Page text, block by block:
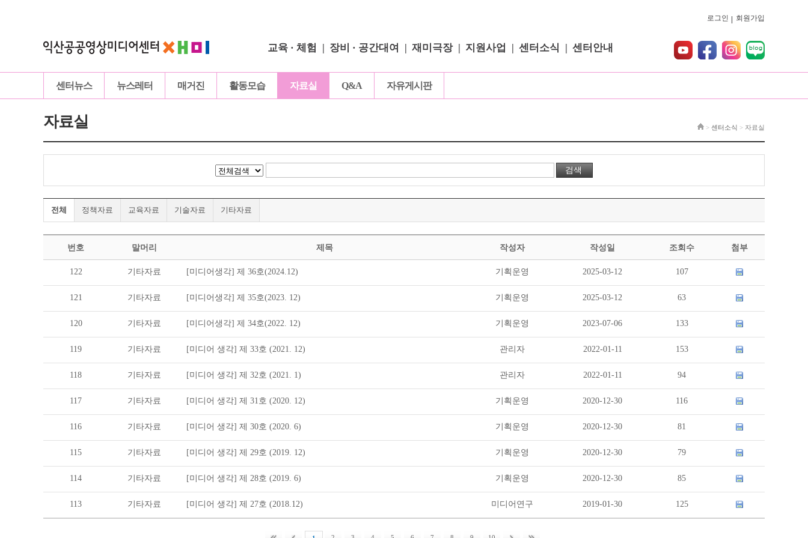
로그인 회원가입
교육 · 체험 장비 · 공간대여 재미극장 지원사업 센터소식 센터안내
센터뉴스 뉴스레터 매거진 활동모습 자료실 Q&A 자유게시판
자료실 > 센터소식 > 자료실
전체 정책자료 교육자료 기술자료 기타자료
번호 말머리 제목 작성자 작성일 조회수 첨부
122 기타자료 [미디어생각] 제 36호(2024.12) 기획운영 2025-03-12 107
121 기타자료 [미디어생각] 제 35호(2023. 12) 기획운영 2025-03-12 63
120 기타자료 [미디어생각] 제 34호(2022. 12) 기획운영 2023-07-06 133
119 기타자료 [미디어 생각] 제 33호 (2021. 12) 관리자 2022-01-11 153
118 기타자료 [미디어 생각] 제 32호 (2021. 1) 관리자 2022-01-11 94
117 기타자료 [미디어 생각] 제 31호 (2020. 12) 기획운영 2020-12-30 116
116 기타자료 [미디어 생각] 제 30호 (2020. 6) 기획운영 2020-12-30 81
115 기타자료 [미디어 생각] 제 29호 (2019. 12) 기획운영 2020-12-30 79
114 기타자료 [미디어 생각] 제 28호 (2019. 6) 기획운영 2020-12-30 85
113 기타자료 [미디어 생각] 제 27호 (2018.12) 미디어연구 2019-01-30 125